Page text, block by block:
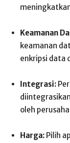
Keamanan
keamanan
enkripsi data
Integrasi:
oleh
Harga: Pilih